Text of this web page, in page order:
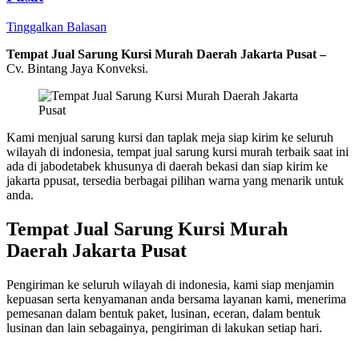
Tinggalkan Balasan
Tempat Jual Sarung Kursi Murah Daerah Jakarta Pusat –
Cv. Bintang Jaya Konveksi.
Kami menjual sarung kursi dan taplak meja siap kirim ke seluruh
wilayah di indonesia, tempat jual sarung kursi murah terbaik saat ini
ada di jabodetabek khusunya di daerah bekasi dan siap kirim ke
jakarta ppusat, tersedia berbagai pilihan warna yang menarik untuk
anda.
Tempat Jual Sarung Kursi Murah
Daerah Jakarta Pusat
Pengiriman ke seluruh wilayah di indonesia, kami siap menjamin
kepuasan serta kenyamanan anda bersama layanan kami, menerima
pemesanan dalam bentuk paket, lusinan, eceran, dalam bentuk
lusinan dan lain sebagainya, pengiriman di lakukan setiap hari.